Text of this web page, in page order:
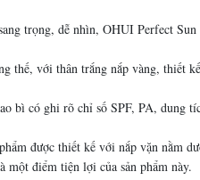
trọng, dễ nhìn, OHUI Perfect
thế, với thân trắng nắp vàng, thiết
bì có ghi rõ chỉ số SPF, PA, dung
được thiết kế với nắp vặn nằm
một điểm tiện lợi của sản phẩm này.